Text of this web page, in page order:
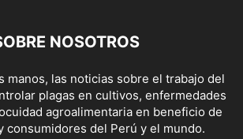
NOSOTROS
manos, las noticias sobre el trabajo del
plagas en cultivos, enfermedades
agroalimentaria en beneficio de
consumidores del Perú y el mundo.